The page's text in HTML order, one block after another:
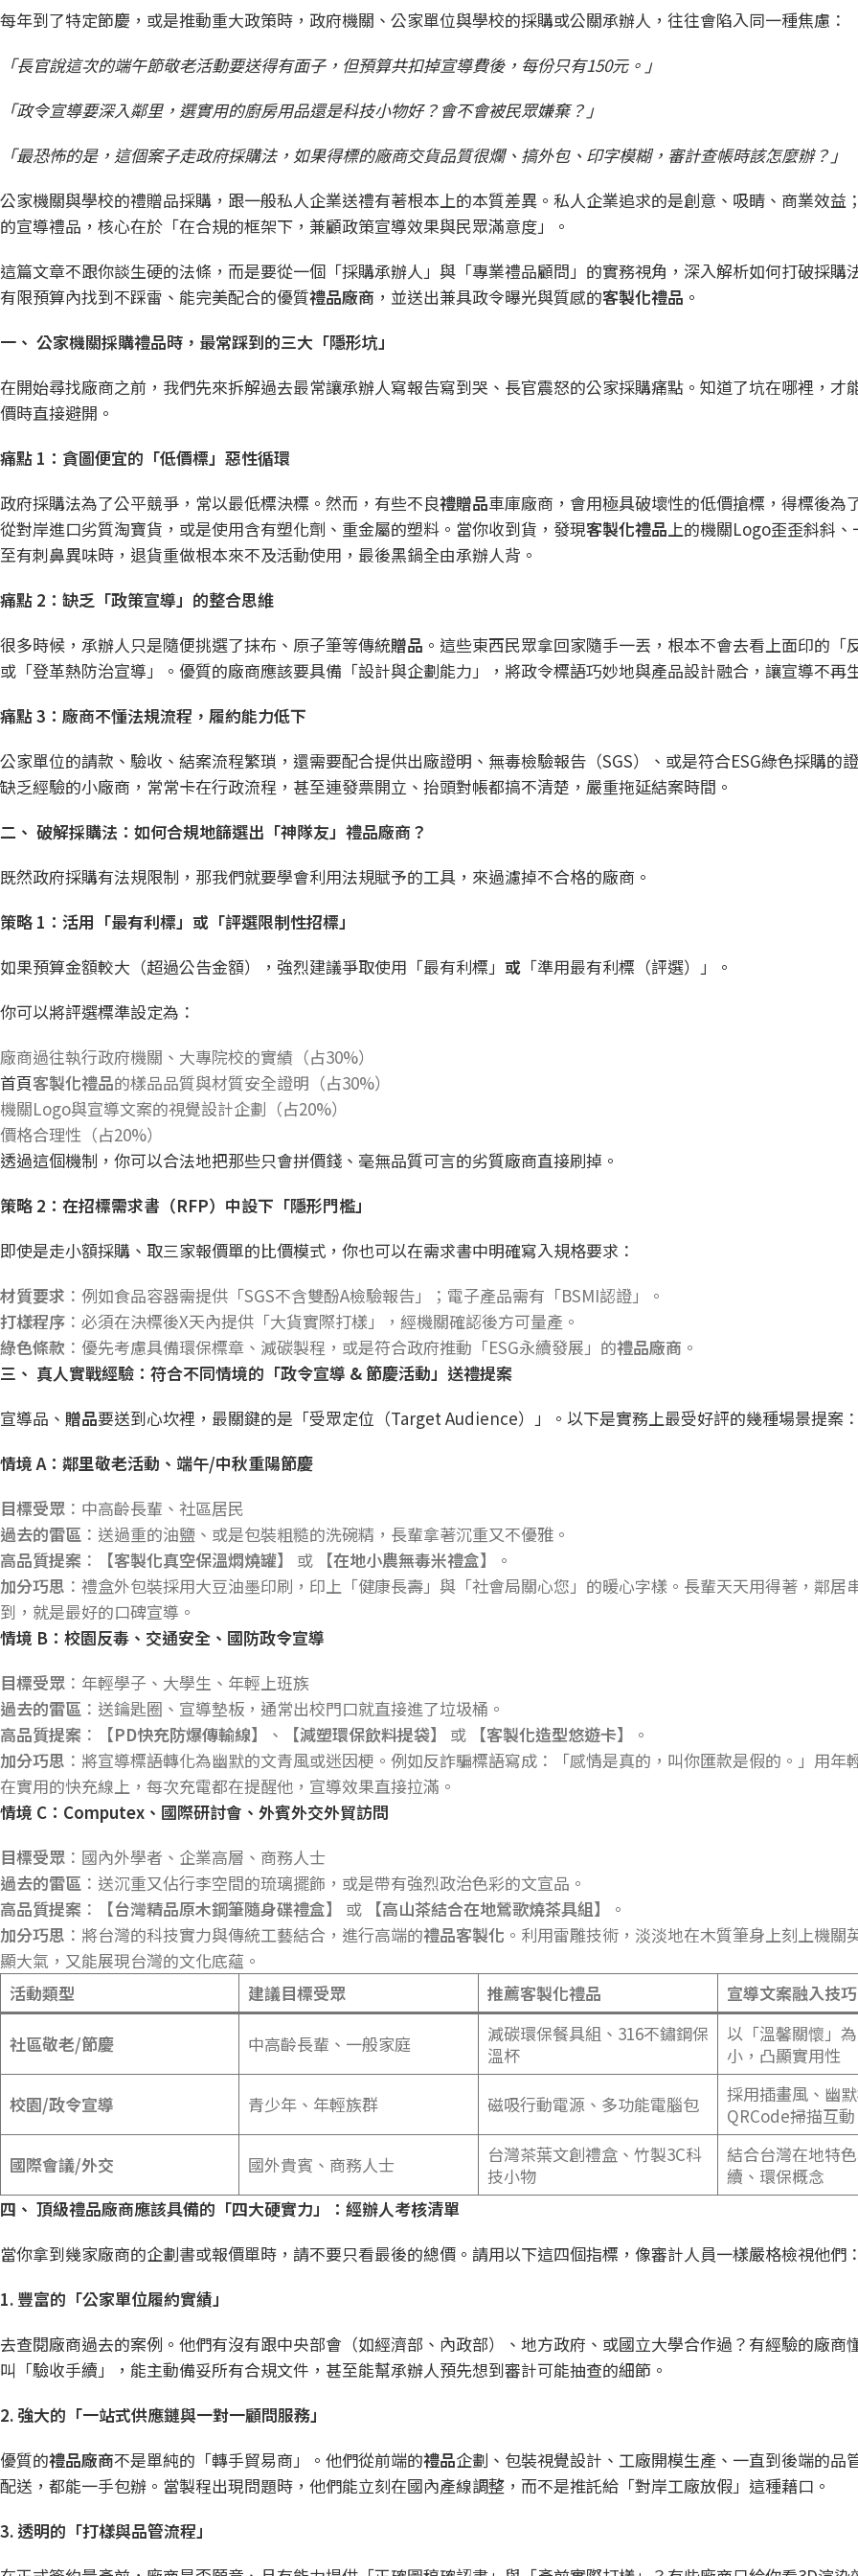
每年到了特定節慶，或是推動重大政策時，政府機關、公家單位與學校的採購或公關承辦人，往往會陷入同一種焦慮：
「長官說這次的端午節敬老活動要送得有面子，但預算共扣掉宣導費後，每份只有150元。」
「政令宣導要深入鄰里，選實用的廚房用品還是科技小物好？會不會被民眾嫌棄？」
「最恐怖的是，這個案子走政府採購法，如果得標的廠商交貨品質很爛、搞外包、印字模糊，審計查帳時該怎麼辦？」
公家機關與學校的禮贈品採購，跟一般私人企業送禮有著根本上的本質差異。私人企業追求的是創意、吸睛、商業效益
的宣導禮品，核心在於「在合規的框架下，兼顧政策宣導效果與民眾滿意度」。
這篇文章不跟你談生硬的法條，而是要從一個「採購承辦人」與「專業禮品顧問」的實務視角，深入解析如何打破採購
有限預算內找到不踩雷、能完美配合的優質禮品廠商 ，並送出兼具政令曝光與質感的客製化禮品 。
一、公家機關採購禮品時，最常踩到的三大「隱形坑」
在開始尋找廠商之前，我們先來拆解過去最常讓承辦人寫報告寫到哭、長官震怒的公家採購痛點。知道了坑在哪裡，才
價時直接避開。
痛點 1 ：貪圖便宜的「低價標」惡性循環
政府採購法為了公平競爭，常以最低標決標。然而，有些不良禮贈品車庫廠商，會用極具破壞性的低價搶標，得標後為
從對岸進口劣質淘寶貨，或是使用含有塑化劑、重金屬的塑料。當你收到貨，發現客製化禮品上的機關Logo歪歪斜斜、
至有刺鼻異味時，退貨重做根本來不及活動使用，最後黑鍋全由承辦人背。
痛點 2 ：缺乏「政策宣導」的整合思維
很多時候，承辦人只是隨便挑選了抹布、原子筆等傳統贈品 。這些東西民眾拿回家隨手一丟，根本不會去看上面印的「
或「登革熱防治宣導」。優質的廠商應該要具備「設計與企劃能力」，將政令標語巧妙地與產品設計融合，讓宣導不再
痛點 3 ：廠商不懂法規流程，履約能力低下
公家單位的請款、驗收、結案流程繁瑣，還需要配合提供出廠證明、無毒檢驗報告（SGS）、或是符合ESG綠色採購的
缺乏經驗的小廠商，常常卡在行政流程，甚至連發票開立、抬頭對帳都搞不清楚，嚴重拖延結案時間。
二、破解採購法：如何合規地篩選出「神隊友」禮品廠商？
既然政府採購有法規限制，那我們就要學會利用法規賦予的工具，來過濾掉不合格的廠商。
策略 1 ：活用「最有利標」或「評選限制性招標」
如果預算金額較大（超過公告金額），強烈建議爭取使用「最有利標」或 「準用最有利標（評選）」。
你可以將評選標準設定為：
廠商過往執行政府機關、大專院校的實績（占30%）
首頁客製化禮品的樣品品質與材質安全證明（占30%）
機關Logo與宣導文案的視覺設計企劃（占20%）
價格合理性（占20%）
透過這個機制，你可以合法地把那些只會拼價錢、毫無品質可言的劣質廠商直接刷掉。
策略 2 ：在招標需求書（RFP）中設下「隱形門檻」
即使是走小額採購、取三家報價單的比價模式，你也可以在需求書中明確寫入規格要求：
材質要求 ：例如食品容器需提供「SGS不含雙酚A檢驗報告」；電子產品需有「BSMI認證」。
打樣程序 ：必須在決標後X天內提供「大貨實際打樣」，經機關確認後方可量產。
綠色條款 ：優先考慮具備環保標章、減碳製程，或是符合政府推動「ESG永續發展」的禮品廠商 。
三、 真人實戰經驗：符合不同情境的「政令宣導 & 節慶活動」送禮提案
宣導品、贈品要送到心坎裡，最關鍵的是「受眾定位（Target Audience）」。以下是實務上最受好評的幾種場景提案：
情境 A：鄰里敬老活動、端午/中秋重陽節慶
目標受眾 ：中高齡長輩、社區居民
過去的雷區 ：送過重的油鹽、或是包裝粗糙的洗碗精，長輩拿著沉重又不優雅。
高品質提案 ： 【客製化真空保溫燜燒罐】 或 【在地小農無毒米禮盒】
。
加分巧思 ：禮盒外包裝採用大豆油墨印刷，印上「健康長壽」與「社會局關心您」的暖心字樣。長輩天天用得著，鄰居
到，就是最好的口碑宣導。
情境 B ：校園反毒、交通安全、國防政令宣導
目標受眾 ：年輕學子、大學生、年輕上班族
過去的雷區 ：送鑰匙圈、宣導墊板，通常出校門口就直接進了垃圾桶。
高品質提案 ： 【PD快充防爆傳輸線】 、 【減塑環保飲料提袋】 或 【客製化造型悠遊卡】
。
加分巧思 ：將宣導標語轉化為幽默的文青風或迷因梗。例如反詐騙標語寫成：「感情是真的，叫你匯款是假的。」用年
在實用的快充線上，每次充電都在提醒他，宣導效果直接拉滿。
情境 C ：Computex 、國際研討會、外賓外交外貿訪問
目標受眾 ：國內外學者、企業高層、商務人士
過去的雷區 ：送沉重又佔行李空間的琉璃擺飾，或是帶有強烈政治色彩的文宣品。
高品質提案 ： 【台灣精品原木鋼筆隨身碟禮盒】 或 【高山茶結合在地鶯歌燒茶具組】
。
加分巧思 ：將台灣的科技實力與傳統工藝結合，進行高端的禮品客製化 。利用雷雕技術，淡淡地在木質筆身上刻上機關
顯大氣，又能展現台灣的文化底蘊。
活動類型
建議目標受眾 推薦客製化禮品 宣導文案融入技巧
社區敬老/節慶 中高齡長輩、一般家庭
減碳環保餐具組、316不鏽鋼保
溫杯
以「溫馨關懷」
小，凸顯實用性
校園/政令宣導 青少年、年輕族群 磁吸行動電源、多功能電腦包
採用插畫風、幽
QRCode掃描互動
國際會議/外交 國外貴賓、商務人士
台灣茶葉文創禮盒、竹製3C科
技小物
結合台灣在地特
續、環保概念
四、頂級禮品廠商應該具備的「四大硬實力」：經辦人考核清單
當你拿到幾家廠商的企劃書或報價單時，請不要只看最後的總價。請用以下這四個指標，像審計人員一樣嚴格檢視他們：
1. 豐富的「公家單位履約實績」
去查閱廠商過去的案例。他們有沒有跟中央部會（如經濟部、內政部）、地方政府、或國立大學合作過？有經驗的廠商
叫「驗收手續」，能主動備妥所有合規文件，甚至能幫承辦人預先想到審計可能抽查的細節。
2. 強大的「一站式供應鏈與一對一顧問服務」
優質的禮品廠商不是單純的「轉手貿易商」。他們從前端的禮品企劃、包裝視覺設計、工廠開模生產、一直到後端的品
配送，都能一手包辦。當製程出現問題時，他們能立刻在國內產線調整，而不是推託給「對岸工廠放假」這種藉口。
3. 透明的「打樣與品管流程」